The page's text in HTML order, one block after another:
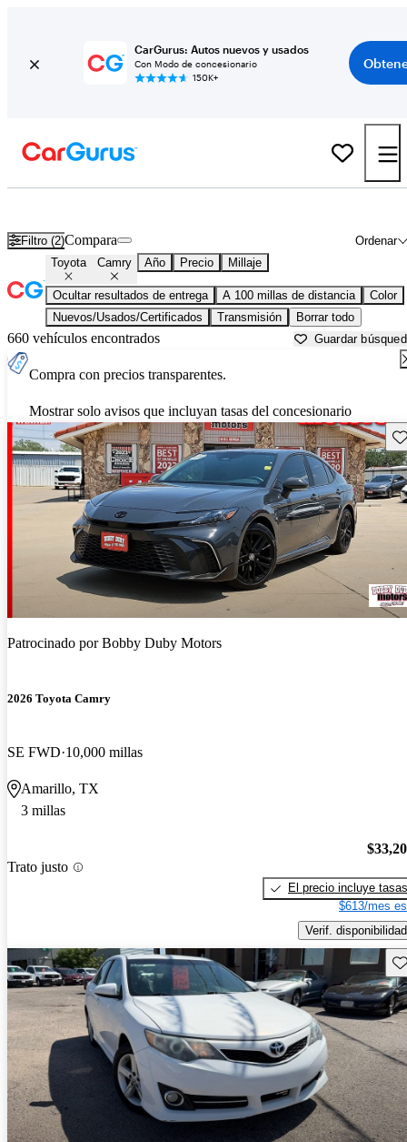
CarGurus: Autos nuevos y usados
Con Modo de concesionario
150K+
Filtro (2) Ordenar
Compara
Toyota Camry Año Precio Millaje
Ocultar resultados de entrega A 100 millas de distancia
Color
Nuevos/Usados/Certificados
Transmisión Borrar todo
660 vehículos encontrados Guardar
Compra con precios transparentes.
Mostrar solo avisos que incluyan tasas del concesionario
Patrocinado porBobby Duby Motors
2026 Toyota Camry
SE FWD 10,000 millas
Amarillo, TX
3 millas
Trato justo
El precio incluye tasas
$613/mes
Verif. disponibilidad